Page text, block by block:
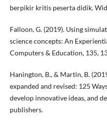
berpikir kritis peserta didik.
Falloon, G. (2019). Using
science concepts: An
Computers & Education, 135,
Hanington, B., & Martin, B.
expanded and revised: 125
develop innovative ideas, and
publishers.